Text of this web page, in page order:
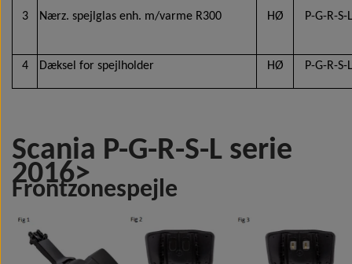
3 Nærz. spejlglas enh. m/varme R300 HØ P-G-R-
4 Dæksel for spejlholder HØ P-G-R-
Scania P-G-R-S-L serie
2016>
Frontzonespejle